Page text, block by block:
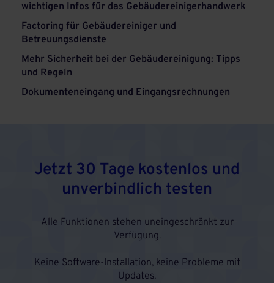
wichtigen Infos für das Gebäudereinigerhandwerk
Factoring für Gebäudereiniger und
Betreuungsdienste
Mehr Sicherheit bei der Gebäudereinigung: Tipps
und Regeln
Dokumenteneingang und Eingangsrechnungen
Jetzt 30 Tage kostenlos und
unverbindlich testen
Alle Funktionen stehen uneingeschränkt zur
Verfügung.
Keine Software-Installation, keine Probleme mit
Updates.